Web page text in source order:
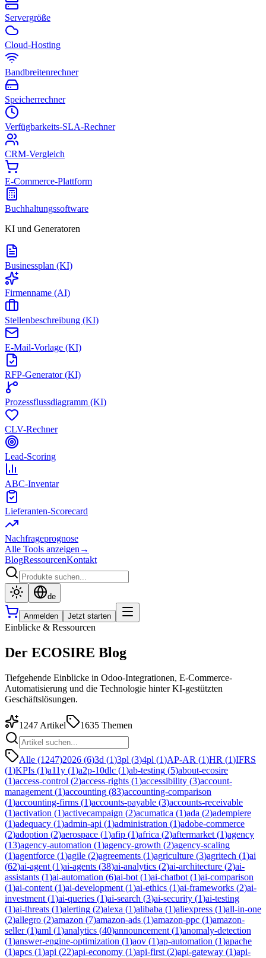
Servergröße
Cloud-Hosting
Bandbreitenrechner
Speicherrechner
Verfügbarkeits-SLA-Rechner
CRM-Vergleich
E-Commerce-Plattform
Buchhaltungssoftware
KI und Generatoren
Businessplan (KI)
Firmenname (AI)
Stellenbeschreibung (KI)
E-Mail-Vorlage (KI)
RFP-Generator (KI)
Prozessflussdiagramm (KI)
CLV-Rechner
Lead-Scoring
ABC-Inventar
Lieferanten-Scorecard
Nachfrageprognose
Alle Tools anzeigen →
BlogRessourcenKontakt
de
Anmelden Jetzt starten
Einblicke & Ressourcen
Der ECOSIRE Blog
Tiefgehende Einblicke in Odoo-Integrationen, E-Commerce-
Automatisierung und die Technologie hinter KI-gestützten
Geschäftslösungen.
1247 Artikel 1635 Themen
Alle (1247)2026 (6)3d (1)3pl (3)4pl (1)AP-AR (1)HR (1)IFRS
(1)KPIs (1)a11y (1)a2p-10dlc (1)ab-testing (5)about-ecosire
(1)access-control (2)access-rights (1)accessibility (3)account-
management (1)accounting (83)accounting-comparison
(1)accounting-firms (1)accounts-payable (3)accounts-receivable
(1)activation (1)activecampaign (2)acumatica (1)ada (2)adempiere
(1)adequacy (1)admin-api (1)administration (1)adobe-commerce
(2)adoption (2)aerospace (1)afip (1)africa (2)aftermarket (1)agency
(13)agency-automation (1)agency-growth (2)agency-scaling
(1)agentforce (1)agile (2)agreements (1)agriculture (3)agritech (1)ai
(62)ai-agent (1)ai-agents (38)ai-analytics (2)ai-architecture (2)ai-
assistants (1)ai-automation (6)ai-bot (1)ai-chatbot (1)ai-comparison
(1)ai-content (1)ai-development (1)ai-ethics (1)ai-frameworks (2)ai-
investment (1)ai-queries (1)ai-search (3)ai-security (1)ai-testing
(1)ai-threats (1)alerting (2)alexa (1)alibaba (1)aliexpress (1)all-in-one
(2)allegro (2)amazon (7)amazon-ads (1)amazon-ppc (1)amazon-
seller(1)aml (1)analytics (40)announcement (1)anomaly-detection
(1)answer-engine-optimization (1)aov (1)ap-automation (1)apache
(1)apcs (1)api (22)api-economy (1)api-first (2)api-gateway (1)api-